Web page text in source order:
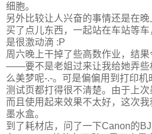
细胞。
另外比较让人兴奋的事情还是在
买了点儿东西，一起站在车站等
是很激动滴 :P
周六晚上干掉了些高数作业，结
——要不是老姐过来让我给她弄些
么美梦呢-.-。可是偏偏用到打印机
测试页都打得很不清楚。由于上次
而且使用起来效果不太好，这次
墨水盒。
到了耗材店，问了一下Canon的